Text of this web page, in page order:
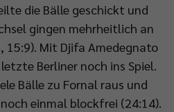
die Bälle geschickt und
gingen mehrheitlich an
15:9). Mit Djifa Amedegnato
Berliner noch ins Spiel.
Bälle zu Fornal raus und
einmal blockfrei (24:14).